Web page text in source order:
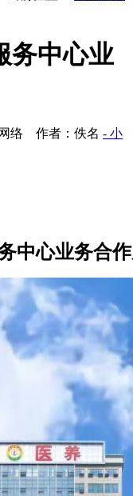
务中心业
络 作者：佚名 - 小
中心业务合